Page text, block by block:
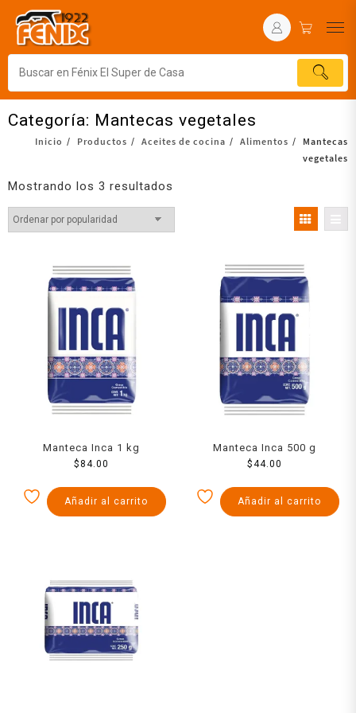
Categoría: Mantecas vegetales
Inicio Productos Aceites de cocina Alimentos
Mantecas
vegetales
Mostrando los 3 resultados
Manteca Inca 1 kg
$ 84.00
Añadir al carrito
Manteca Inca 500 g
$44.00
Añadir al carrito